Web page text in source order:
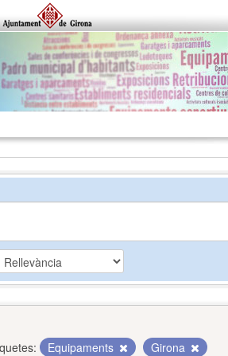
Equipaments Girona